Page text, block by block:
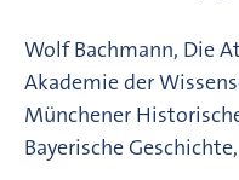
Wolf Bachmann, Die
Akademie der
Münchener
Bayerische